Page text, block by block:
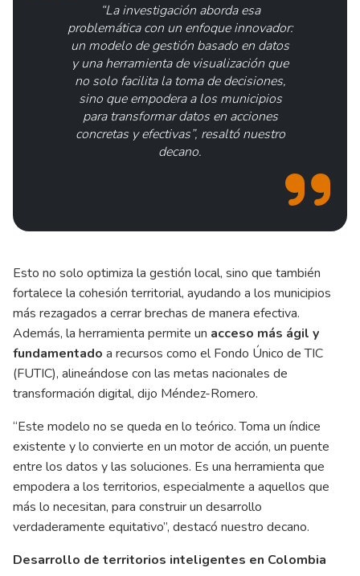
“La investigación aborda esa
problemática con un enfoque innovador:
un modelo de gestión basado en datos
y una herramienta de visualización que
no solo facilita la toma de decisiones,
sino que empodera a los municipios
para transformar datos en acciones
concretas y efectivas”, resaltó nuestro
decano.
Esto no solo optimiza la gestión local, sino que también
fortalece la cohesión territorial, ayudando a los municipios
más rezagados a cerrar brechas de manera efectiva.
Además, la herramienta permite un acceso más ágil y
fundamentado a recursos como el Fondo Único de TIC
(FUTIC), alineándose con las metas nacionales de
transformación digital, dijo Méndez-Romero.
“Este modelo no se queda en lo teórico. Toma un índice
existente y lo convierte en un motor de acción, un puente
entre los datos y las soluciones. Es una herramienta que
empodera a los territorios, especialmente a aquellos que
más lo necesitan, para construir un desarrollo
verdaderamente equitativo”, destacó nuestro decano.
Desarrollo de territorios inteligentes en Colombia